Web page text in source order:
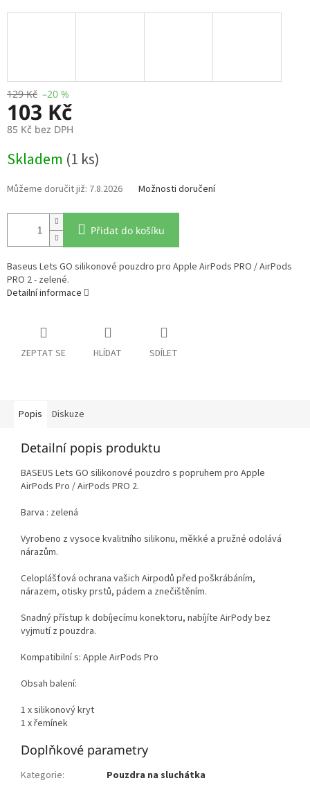
129 Kč –20 %
103 Kč
85 Kč bez DPH
cena:
Skladem (1 ks)
7.8.2026 Možnosti doručení
Přidat do košíku
Baseus Lets GO silikonové pouzdro pro Apple AirPods PRO / AirPods
PRO 2 - zelené.
Detailní informace
ZEPTAT SE HLÍDAT SDÍLET
Popis Diskuze
Detailní popis produktu
BASEUS Lets GO silikonové pouzdro s popruhem pro Apple
AirPods Pro / AirPods PRO 2.
Barva : zelená
Vyrobeno z vysoce kvalitního silikonu, měkké a pružné odolává
nárazům.
Celoplášťová ochrana vašich Airpodů před poškrábáním,
nárazem, otisky prstů, pádem a znečištěním.
Snadný přístup k dobíjecímu konektoru, nabíjíte AirPody bez
vyjmutí z pouzdra.
Kompatibilní s: Apple AirPods Pro
Obsah balení:
1 x silikonový kryt
1 x řemínek
Doplňkové parametry
Kategorie: Pouzdra na sluchátka